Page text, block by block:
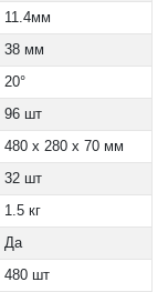
11.4мм
38 мм
20°
96 шт
480 x 280 x 70 мм
32 шт
1.5 кг
Да
480 шт